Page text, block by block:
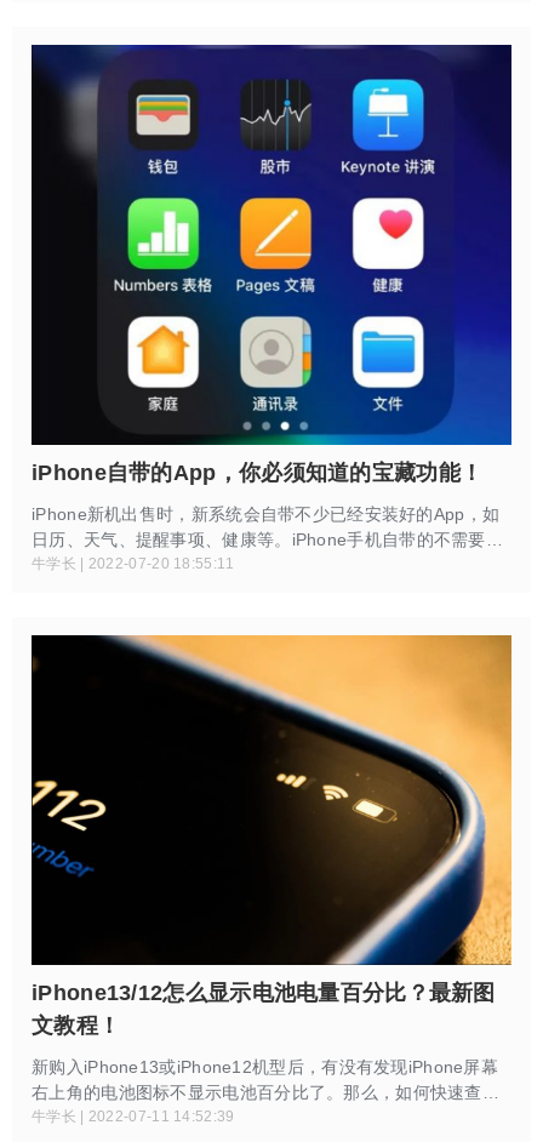
iPhone自带的App，你必须知道的宝藏功能！
iPhone新机出售时，新系统会自带不少已经安装好的App，如
日历、天气、提醒事项、健康等。iPhone手机自带的不需要下
载的原生App功能很强大，很多好用功能都没被大家发掘。以
牛学长 | 2022-07-20 18:55:11
iPhone13/12怎么显示电池电量百分比？最新图
文教程！
新购入iPhone13或iPhone12机型后，有没有发现iPhone屏幕
右上角的电池图标不显示电池百分比了。那么，如何快速查看
iPhone13、iPhone12等新机型的电池电量百分比？教你这样
牛学长 | 2022-07-11 14:52:39